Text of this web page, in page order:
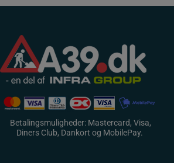
Betalingsmuligheder: Mastercard, Visa,
Diners Club, Dankort og MobilePay.